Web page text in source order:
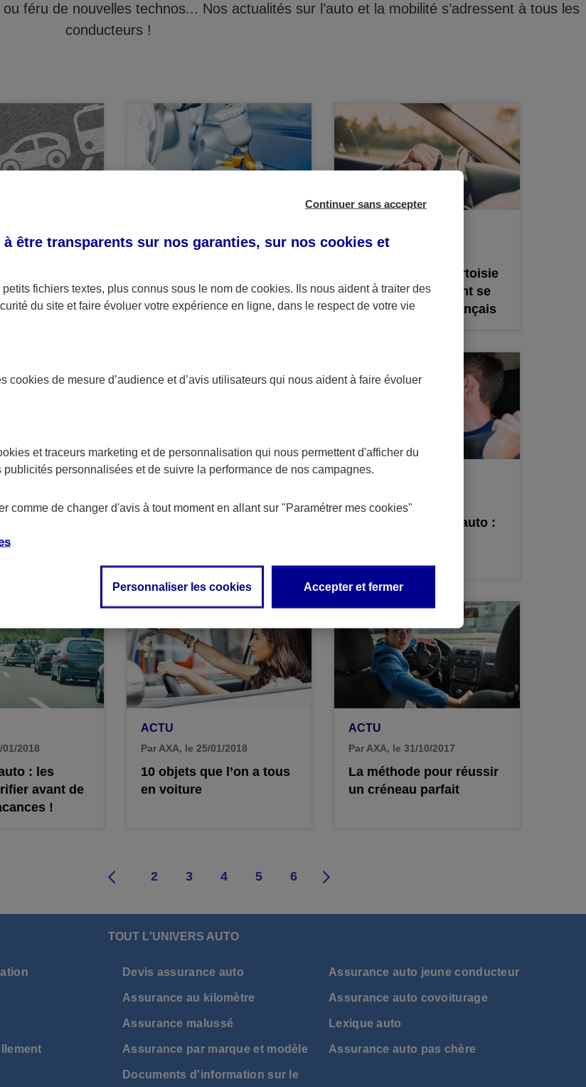
féru de nouvelles technos... Nos actualités sur l’auto et la mobilité s’adressent à tous les
conducteurs !
04/2018
battle !
Par AXA, le 29/03/2018
retrouve des couleurs
Par AXA, le 14/03/2018
Semaine de la courtoisie
au volant : comment se
comportent les Français
phares en
ACTU
Nouveaux usages auto :
01/2018
: les
avant de
!
ACTU
Par AXA, le 25/01/2018
10 objets que l’on a tous
en voiture
ACTU
Par AXA, le 31/10/2017
La méthode pour réussir
un créneau parfait
2 3 4 5 6 7
TOUT L'UNIVERS AUTO
Devis assurance auto Assurance auto jeune conducteur
Assurance au kilomètre Assurance auto covoiturage
Assurance malussé Lexique auto
Assurance par marque et modèle Assurance auto pas chère
Documents d'information sur le
Continuer sans accepter
à être transparents sur nos garanties, sur nos cookies et
fichiers textes, plus connus sous le nom de cookies . Ils nous aident à traiter des
du site et faire évoluer votre expérience en ligne, dans le respect de votre vie
cookies de mesure d’audience et d’avis utilisateurs qui nous aident à faire évoluer
et traceurs marketing et de personnalisation qui nous permettent d'afficher du
personnalisées et de suivre la performance de nos campagnes.
comme de changer d'avis à tout moment en allant sur "Paramétrer mes cookies"
Personnaliser les cookies Accepter et fermer